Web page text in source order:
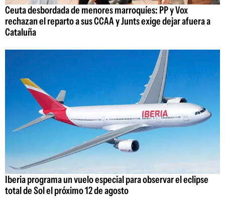
Ceuta desbordada de menores marroquíes: PP y Vox
rechazan el reparto a sus CCAA y Junts exige dejar afuera a
Cataluña
Iberia programa un vuelo especial para observar el eclipse
total de Sol el próximo 12 de agosto